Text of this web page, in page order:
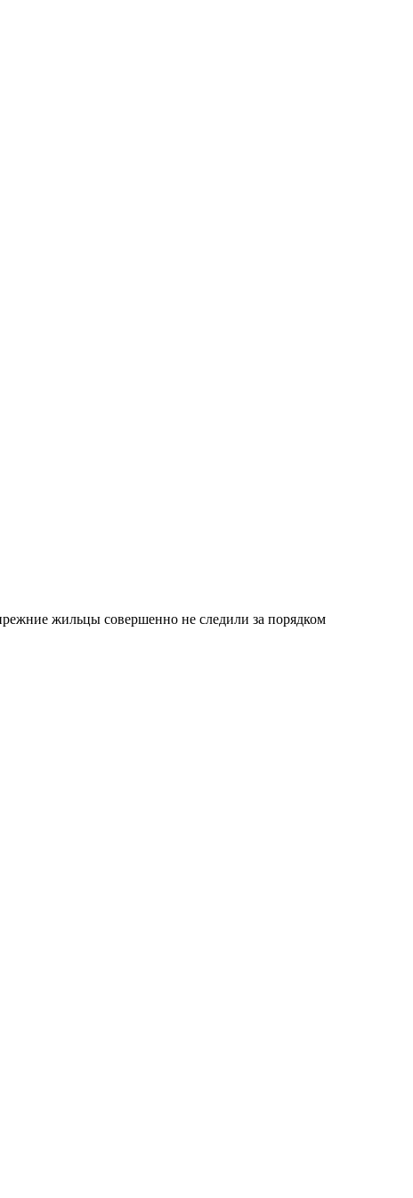
жильцы совершенно не следили за порядком